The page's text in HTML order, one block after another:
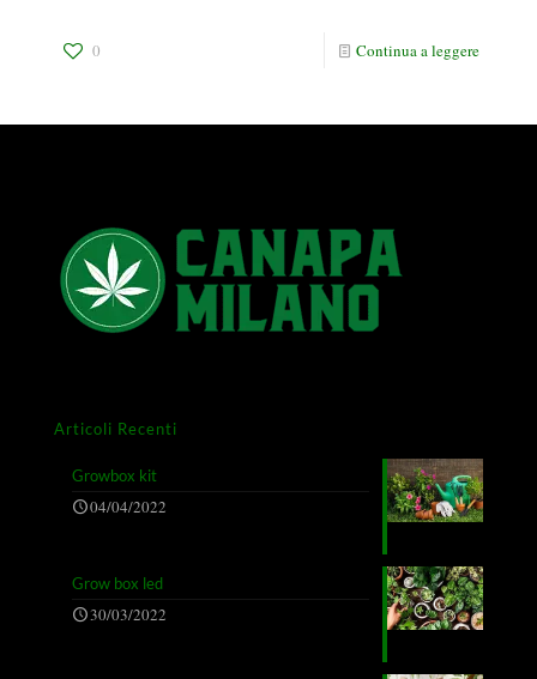
0 Continua a leggere
Articoli Recenti
Growbox kit
04/04/2022
Grow box led
30/03/2022